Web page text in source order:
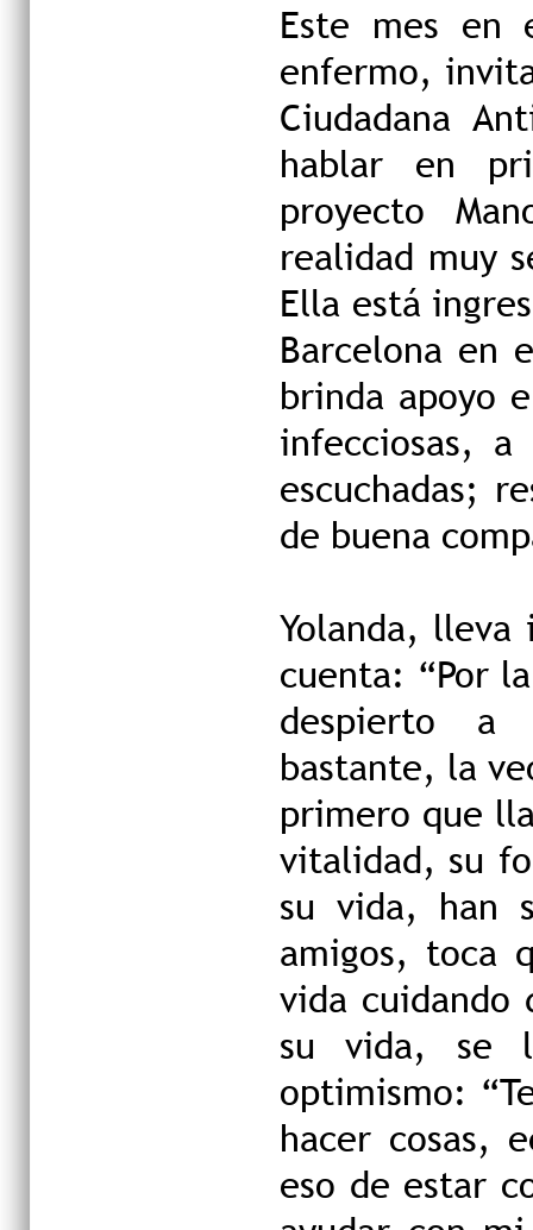
Este mes en
enfermo,
Ciudadana
hablar en
proyecto
realidad muy
Ella está
Barcelona en
brinda apoyo
infecciosas,
escuchadas;
de buena
Yolanda, lleva
cuenta: “Por
despierto a
bastante, la
primero que
vitalidad, su
su vida, han
amigos, toca
vida cuidando
su vida, se
optimismo:
hacer cosas,
eso de estar